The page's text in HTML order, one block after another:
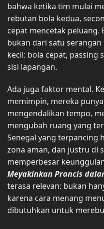
bahwa ketika tim mulai
rebutan bola kedua,
cepat mencetak
bukan dari satu
kecil: bola cepat, passing
sisi lapangan.
Ada juga faktor mental.
memimpin, mereka punya
mengendalikan tempo,
mengubah ruang yang
Senegal yang terpancing
zona aman, dan justru di
memperbesar
Meyakinkan Prancis
terasa relevan: bukan
karena cara menang
dibutuhkan untuk